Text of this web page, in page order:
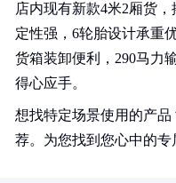
店内现有新款4米2厢货
定性强，6轮胎设计承重
货箱装卸便利，290马力
得心应手。
想找特定场景使用的产
荐。为您找到您心中的专